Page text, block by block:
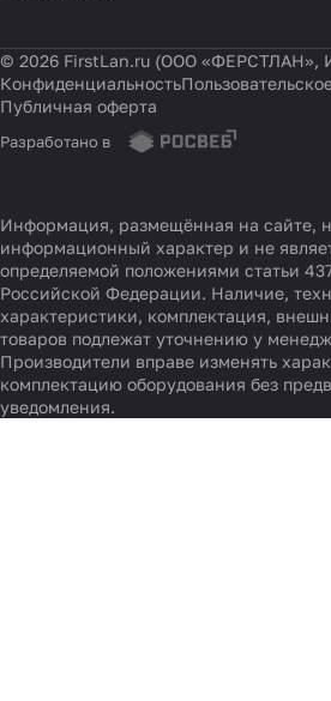
© 2026 FirstLan.ru (ООО «ФЕРСТЛАН»,
Конфиденциальность
Публичная оферта
Разработано в
Информация, размещённая на сайте,
информационный характер и не
определяемой положениями статьи
Российской Федерации. Наличие,
характеристики, комплектация,
товаров подлежат уточнению у
Производители вправе изменять
комплектацию оборудования без
уведомления.